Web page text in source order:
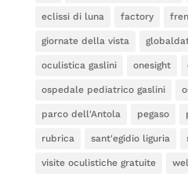
eclissi di luna factory
giornate della vista
oculistica gaslini onesight
ospedale pediatrico gaslini
parco dell'Antola pegaso
rubrica sant'egidio liguria
visite oculistiche gratuite